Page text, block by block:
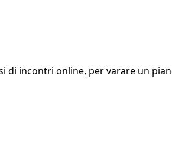
incontri online, per varare un